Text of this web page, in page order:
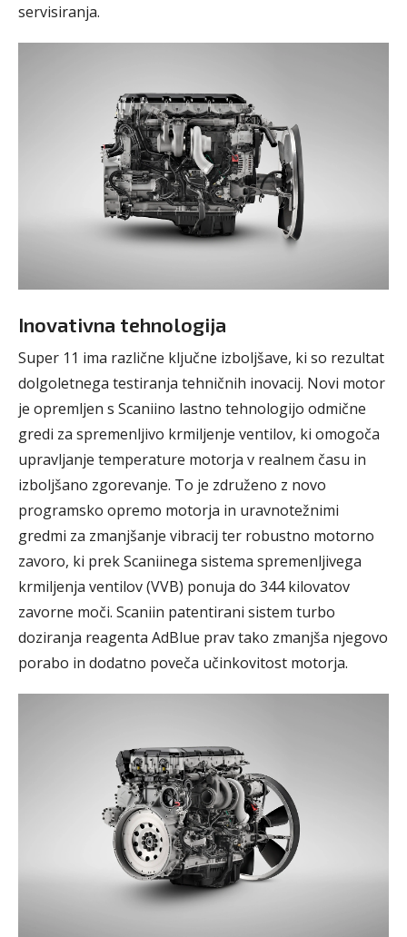
servisiranja.
Inovativna tehnologija
Super 11 ima različne ključne izboljšave, ki so rezultat
dolgoletnega testiranja tehničnih inovacij. Novi motor
je opremljen s Scaniino lastno tehnologijo odmične
gredi za spremenljivo krmiljenje ventilov, ki omogoča
upravljanje temperature motorja v realnem času in
izboljšano zgorevanje. To je združeno z novo
programsko opremo motorja in uravnotežnimi
gredmi za zmanjšanje vibracij ter robustno motorno
zavoro, ki prek Scaniinega sistema spremenljivega
krmiljenja ventilov (VVB) ponuja do 344 kilovatov
zavorne moči. Scaniin patentirani sistem turbo
doziranja reagenta AdBlue prav tako zmanjša njegovo
porabo in dodatno poveča učinkovitost motorja.